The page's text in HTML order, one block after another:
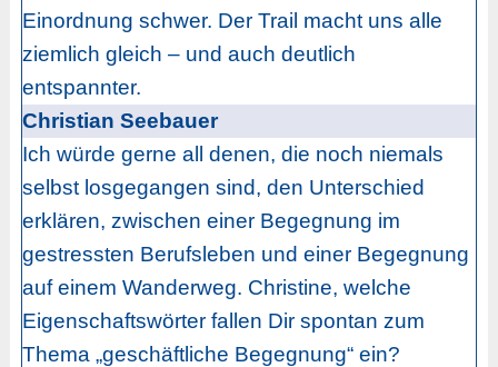
Einordnung schwer. Der Trail macht uns alle
ziemlich gleich – und auch deutlich
entspannter.
Christian Seebauer
Ich würde gerne all denen, die noch niemals
selbst losgegangen sind, den Unterschied
erklären, zwischen einer Begegnung im
gestressten Berufsleben und einer Begegnung
auf einem Wanderweg. Christine, welche
Eigenschaftswörter fallen Dir spontan zum
Thema „geschäftliche Begegnung“ ein?